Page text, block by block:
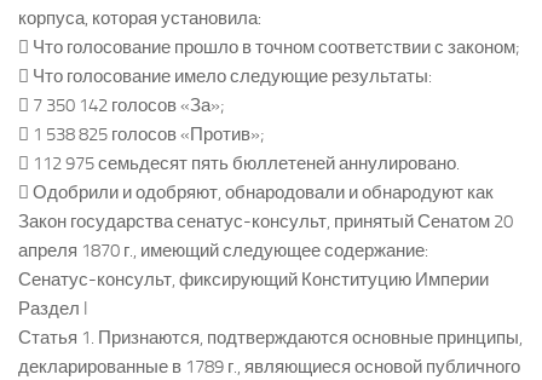
корпуса, которая установила:
 Что голосование прошло в точном соответствии с законом;
 Что голосование имело следующие результаты:
 7 350 142 голосов «За»;
 1 538 825 голосов «Против»;
 112 975 семьдесят пять бюллетеней аннулировано.
 Одобрили и одобряют, обнародовали и обнародуют как
Закон государства сенатус-консульт, принятый Сенатом 20
апреля 1870 г., имеющий следующее содержание:
Сенатус-консульт, фиксирующий Конституцию Империи
Раздел I
Статья 1. Признаются, подтверждаются основные принципы,
декларированные в 1789 г., являющиеся основой публичного